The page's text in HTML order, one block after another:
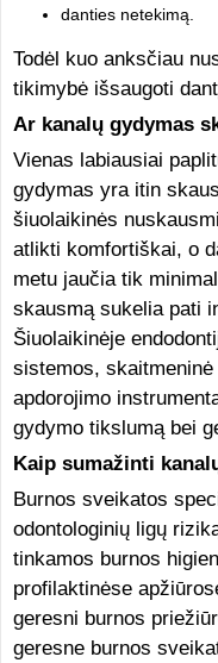
danties netekimą.
Todėl kuo anksčiau
tikimybė išsaugoti
Ar kanalų gydymas
Vienas labiausiai
gydymas yra itin
šiuolaikinės
atlikti komfortiškai, o
metu jaučia tik
skausmą sukelia pati
Šiuolaikinėje
sistemos,
apdorojimo
gydymo tikslumą bei
Kaip sumažinti
Burnos sveikatos
odontologinių ligų
tinkamos burnos
profilaktinėse
geresni burnos
geresne burnos